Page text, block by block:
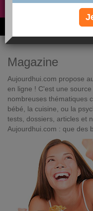
Non, je
6M de personnes ont
Magazine
Aujourdhui.com propose
en ligne ! C'est une
nombreuses thématiques
bébé, la cuisine, ou la
tests, dossiers, articles et
Aujourdhui.com : que des